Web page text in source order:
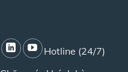
Hotline (24/7)